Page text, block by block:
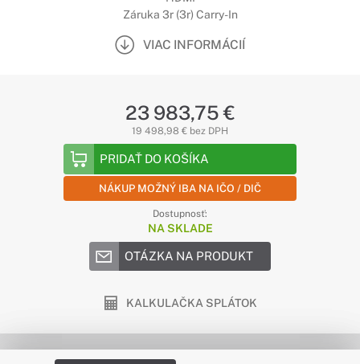
Záruka 3r (3r) Carry-In
VIAC INFORMÁCIÍ
23 983,75 €
19 498,98 € bez DPH
PRIDAŤ DO KOŠÍKA
NÁKUP MOŽNÝ IBA NA IČO / DIČ
Dostupnosť:
NA SKLADE
OTÁZKA NA PRODUKT
KALKULAČKA SPLÁTOK